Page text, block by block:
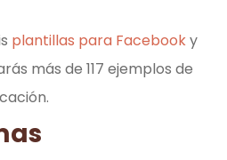
plantillas para Facebooky
más de 117 ejemplos de